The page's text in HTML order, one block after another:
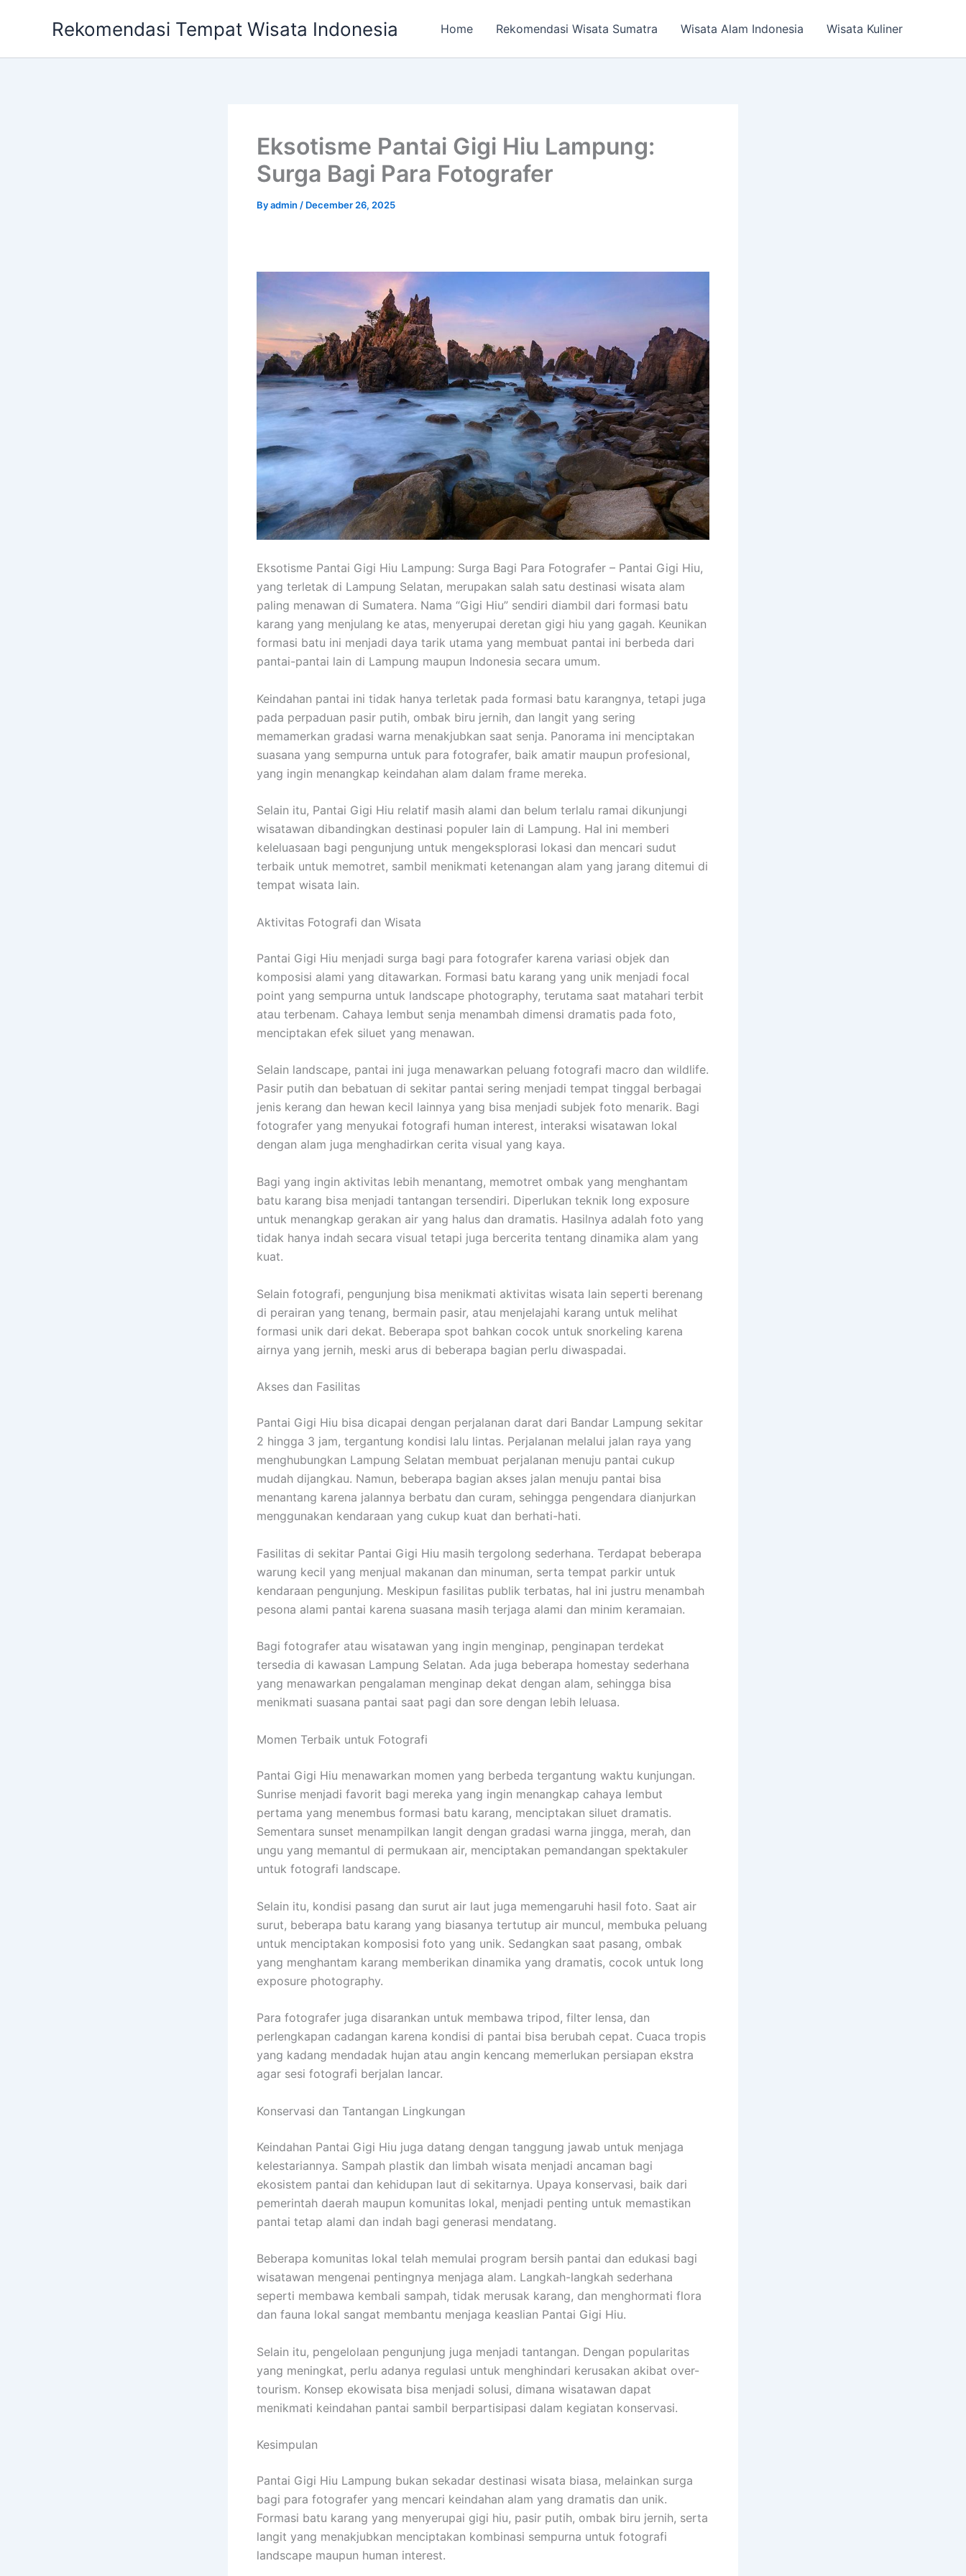
Rekomendasi Tempat Wisata Indonesia Home Rekomendasi Wisata Sumatra Wisata Alam Indonesia Wisata Kuliner
Eksotisme Pantai Gigi Hiu Lampung:
Surga Bagi Para Fotografer
Byadmin / December 26, 2025
Eksotisme Pantai Gigi Hiu Lampung: Surga Bagi Para Fotografer – Pantai Gigi Hiu,
yang terletak di Lampung Selatan, merupakan salah satu destinasi wisata alam
paling menawan di Sumatera. Nama “Gigi Hiu” sendiri diambil dari formasi batu
karang yang menjulang ke atas, menyerupai deretan gigi hiu yang gagah. Keunikan
formasi batu ini menjadi daya tarik utama yang membuat pantai ini berbeda dari
pantai-pantai lain di Lampung maupun Indonesia secara umum.
Keindahan pantai ini tidak hanya terletak pada formasi batu karangnya, tetapi juga
pada perpaduan pasir putih, ombak biru jernih, dan langit yang sering
memamerkan gradasi warna menakjubkan saat senja. Panorama ini menciptakan
suasana yang sempurna untuk para fotografer, baik amatir maupun profesional,
yang ingin menangkap keindahan alam dalam frame mereka.
Selain itu, Pantai Gigi Hiu relatif masih alami dan belum terlalu ramai dikunjungi
wisatawan dibandingkan destinasi populer lain di Lampung. Hal ini memberi
keleluasaan bagi pengunjung untuk mengeksplorasi lokasi dan mencari sudut
terbaik untuk memotret, sambil menikmati ketenangan alam yang jarang ditemui di
tempat wisata lain.
Aktivitas Fotografi dan Wisata
Pantai Gigi Hiu menjadi surga bagi para fotografer karena variasi objek dan
komposisi alami yang ditawarkan. Formasi batu karang yang unik menjadi focal
point yang sempurna untuk landscape photography, terutama saat matahari terbit
atau terbenam. Cahaya lembut senja menambah dimensi dramatis pada foto,
menciptakan efek siluet yang menawan.
Selain landscape, pantai ini juga menawarkan peluang fotografi macro dan wildlife.
Pasir putih dan bebatuan di sekitar pantai sering menjadi tempat tinggal berbagai
jenis kerang dan hewan kecil lainnya yang bisa menjadi subjek foto menarik. Bagi
fotografer yang menyukai fotografi human interest, interaksi wisatawan lokal
dengan alam juga menghadirkan cerita visual yang kaya.
Bagi yang ingin aktivitas lebih menantang, memotret ombak yang menghantam
batu karang bisa menjadi tantangan tersendiri. Diperlukan teknik long exposure
untuk menangkap gerakan air yang halus dan dramatis. Hasilnya adalah foto yang
tidak hanya indah secara visual tetapi juga bercerita tentang dinamika alam yang
kuat.
Selain fotografi, pengunjung bisa menikmati aktivitas wisata lain seperti berenang
di perairan yang tenang, bermain pasir, atau menjelajahi karang untuk melihat
formasi unik dari dekat. Beberapa spot bahkan cocok untuk snorkeling karena
airnya yang jernih, meski arus di beberapa bagian perlu diwaspadai.
Akses dan Fasilitas
Pantai Gigi Hiu bisa dicapai dengan perjalanan darat dari Bandar Lampung sekitar
2 hingga 3 jam, tergantung kondisi lalu lintas. Perjalanan melalui jalan raya yang
menghubungkan Lampung Selatan membuat perjalanan menuju pantai cukup
mudah dijangkau. Namun, beberapa bagian akses jalan menuju pantai bisa
menantang karena jalannya berbatu dan curam, sehingga pengendara dianjurkan
menggunakan kendaraan yang cukup kuat dan berhati-hati.
Fasilitas di sekitar Pantai Gigi Hiu masih tergolong sederhana. Terdapat beberapa
warung kecil yang menjual makanan dan minuman, serta tempat parkir untuk
kendaraan pengunjung. Meskipun fasilitas publik terbatas, hal ini justru menambah
pesona alami pantai karena suasana masih terjaga alami dan minim keramaian.
Bagi fotografer atau wisatawan yang ingin menginap, penginapan terdekat
tersedia di kawasan Lampung Selatan. Ada juga beberapa homestay sederhana
yang menawarkan pengalaman menginap dekat dengan alam, sehingga bisa
menikmati suasana pantai saat pagi dan sore dengan lebih leluasa.
Momen Terbaik untuk Fotografi
Pantai Gigi Hiu menawarkan momen yang berbeda tergantung waktu kunjungan.
Sunrise menjadi favorit bagi mereka yang ingin menangkap cahaya lembut
pertama yang menembus formasi batu karang, menciptakan siluet dramatis.
Sementara sunset menampilkan langit dengan gradasi warna jingga, merah, dan
ungu yang memantul di permukaan air, menciptakan pemandangan spektakuler
untuk fotografi landscape.
Selain itu, kondisi pasang dan surut air laut juga memengaruhi hasil foto. Saat air
surut, beberapa batu karang yang biasanya tertutup air muncul, membuka peluang
untuk menciptakan komposisi foto yang unik. Sedangkan saat pasang, ombak
yang menghantam karang memberikan dinamika yang dramatis, cocok untuk long
exposure photography.
Para fotografer juga disarankan untuk membawa tripod, filter lensa, dan
perlengkapan cadangan karena kondisi di pantai bisa berubah cepat. Cuaca tropis
yang kadang mendadak hujan atau angin kencang memerlukan persiapan ekstra
agar sesi fotografi berjalan lancar.
Konservasi dan Tantangan Lingkungan
Keindahan Pantai Gigi Hiu juga datang dengan tanggung jawab untuk menjaga
kelestariannya. Sampah plastik dan limbah wisata menjadi ancaman bagi
ekosistem pantai dan kehidupan laut di sekitarnya. Upaya konservasi, baik dari
pemerintah daerah maupun komunitas lokal, menjadi penting untuk memastikan
pantai tetap alami dan indah bagi generasi mendatang.
Beberapa komunitas lokal telah memulai program bersih pantai dan edukasi bagi
wisatawan mengenai pentingnya menjaga alam. Langkah-langkah sederhana
seperti membawa kembali sampah, tidak merusak karang, dan menghormati flora
dan fauna lokal sangat membantu menjaga keaslian Pantai Gigi Hiu.
Selain itu, pengelolaan pengunjung juga menjadi tantangan. Dengan popularitas
yang meningkat, perlu adanya regulasi untuk menghindari kerusakan akibat over-
tourism. Konsep ekowisata bisa menjadi solusi, dimana wisatawan dapat
menikmati keindahan pantai sambil berpartisipasi dalam kegiatan konservasi.
Kesimpulan
Pantai Gigi Hiu Lampung bukan sekadar destinasi wisata biasa, melainkan surga
bagi para fotografer yang mencari keindahan alam yang dramatis dan unik.
Formasi batu karang yang menyerupai gigi hiu, pasir putih, ombak biru jernih, serta
langit yang menakjubkan menciptakan kombinasi sempurna untuk fotografi
landscape maupun human interest.